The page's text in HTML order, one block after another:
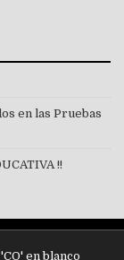
en las Pruebas
!!